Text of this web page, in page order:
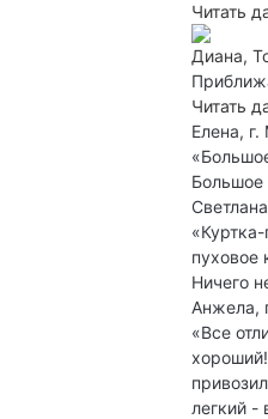
Читать
Диана,
Читать
Елена,
Большое
пуховое
Ничего
Анжела,
«Все
легкий -